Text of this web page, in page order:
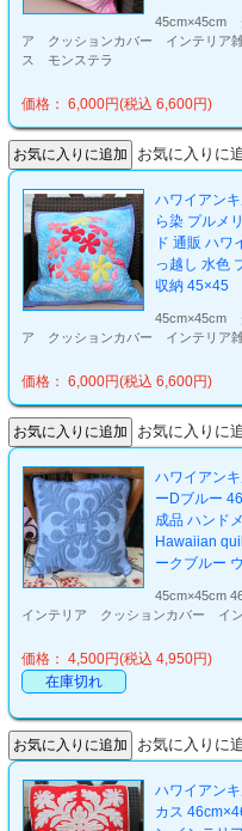
45cm×45cm
ア クッションカバー インテリア
ス モンステラ
価格： 6,000円(税込 6,600円)
お気に入りに
ハワイアン
ら染 プルメ
ド 通販 ハワ
っ越し 水色
収納 45×45
45cm×45cm
ア クッションカバー インテリ
価格： 6,000円(税込 6,600円)
お気に入りに
ハワイアン
ーDブルー
成品 ハンド
Hawaiian
ークブルー
45cm×45cm
インテリア クッションカバー イ
価格： 4,500円(税込 4,950円)
在庫切れ
お気に入りに
ハワイアン
カス